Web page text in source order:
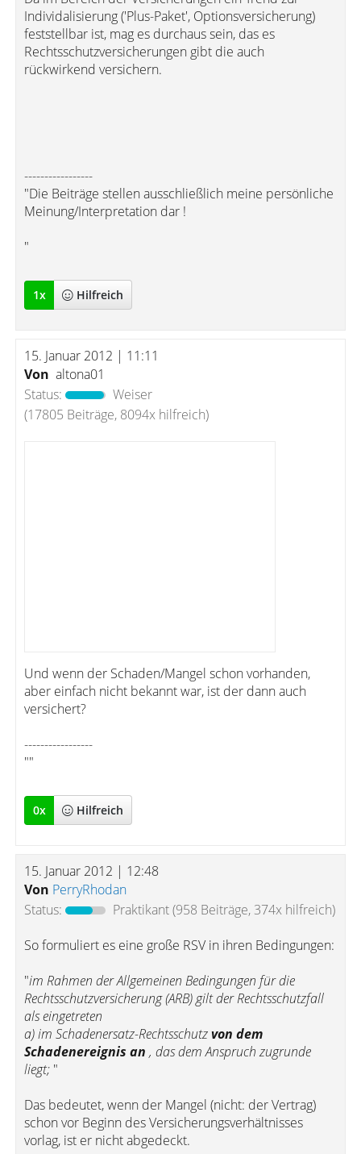
Individalisierung ('Plus-Paket', Optionsversicherung)
feststellbar ist, mag es durchaus sein, das es
Rechtsschutzversicherungen gibt die auch
rückwirkend versichern.
-----------------
"Die Beiträge stellen ausschließlich meine persönliche
Meinung/Interpretation dar !
"
1x Hilfreich
15. Januar 2012 | 11:11
Von altona01
Status:
Weiser
(17805 Beiträge, 8094x hilfreich)
Und wenn der Schaden/Mangel schon vorhanden,
aber einfach nicht bekannt war, ist der dann auch
versichert?
-----------------
""
0x Hilfreich
15. Januar 2012 | 12:48
Von PerryRhodan
Status:
Praktikant(958 Beiträge, 374x hilfreich)
So formuliert es eine große RSV in ihren Bedingungen:
"im Rahmen der Allgemeinen Bedingungen für die
Rechtsschutzversicherung (ARB) gilt der Rechtsschutzfall
als eingetreten
a) im Schadenersatz-Rechtsschutzvon dem
Schadenereignis an , das dem Anspruch zugrunde
liegt; "
Das bedeutet, wenn der Mangel (nicht: der Vertrag)
schon vor Beginn des Versicherungsverhältnisses
vorlag, ist er nicht abgedeckt.